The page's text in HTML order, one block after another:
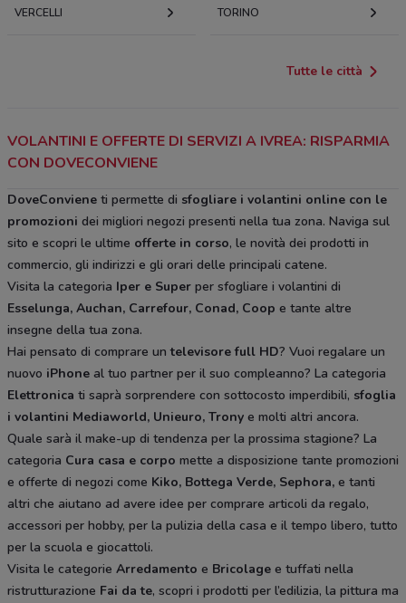
VERCELLI TORINO
Tutte le città
VOLANTINI E OFFERTE DI SERVIZI A IVREA: RISPARMIA
CON DOVECONVIENE
DoveConviene ti permette di sfogliare i volantini online con le
promozioni dei migliori negozi presenti nella tua zona. Naviga sul
sito e scopri le ultime offerte in corso, le novità dei prodotti in
commercio, gli indirizzi e gli orari delle principali catene.
Visita la categoria Iper e Super per sfogliare i volantini di
Esselunga, Auchan, Carrefour, Conad, Coop e tante altre
insegne della tua zona.
Hai pensato di comprare untelevisore full HD? Vuoi regalare un
nuovo iPhone al tuo partner per il suo compleanno? La categoria
Elettronica ti saprà sorprendere con sottocosto imperdibili, sfoglia
i volantini Mediaworld, Unieuro, Trony e molti altri ancora.
Quale sarà il make-up di tendenza per la prossima stagione? La
categoria Cura casa e corpo mette a disposizione tante promozioni
e offerte di negozi come Kiko, Bottega Verde, Sephora, e tanti
altri che aiutano ad avere idee per comprare articoli da regalo,
accessori per hobby, per la pulizia della casa e il tempo libero, tutto
per la scuola e giocattoli.
Visita le categorie Arredamento e Bricolage e tuffati nella
ristrutturazione Fai da te, scopri i prodotti per l’edilizia, la pittura ma